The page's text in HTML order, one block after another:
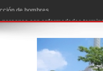
con enfermedades
SD 2026